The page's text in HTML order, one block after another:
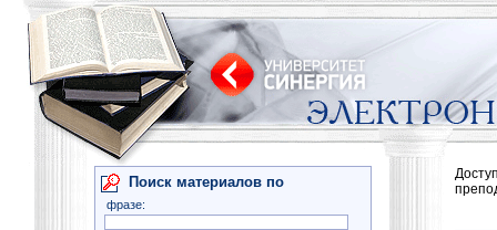
Поиск материалов по
фразе: